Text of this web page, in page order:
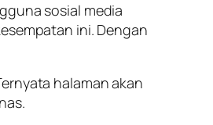
sosial media
ini. Dengan
halaman akan